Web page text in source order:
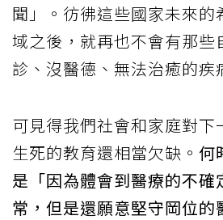
聞」。彷彿這些國家未來的
域之後，就再也不會有那些
診、沒醫德、無法治癒的疾
可見得我們社會和家庭對下
生死的教育還相當欠缺。 何
是「因為體會到醫療的不確
常，但是還願意堅守岡位的